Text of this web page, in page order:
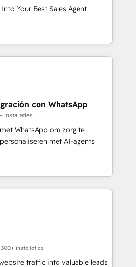
Your Best Sales Agent
con WhatsApp
installaties
WhatsApp om zorg te
met AI-agents
300+ installaties
traffic into valuable leads